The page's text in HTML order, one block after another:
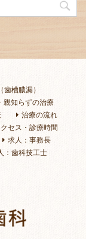
歯槽膿漏）
親知らずの治療
治療の流れ
セス・診療時間
求人：事務長
：歯科技工士